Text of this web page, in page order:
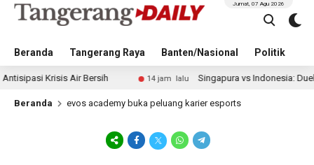
Beranda Tangerang Raya Banten/Nasional Politik
Jumat, 07 Agu 2026
Krisis Air Bersih 14 jam lalu Singapura vs Indonesia: Duel
Beranda evos academy buka peluang karier esports